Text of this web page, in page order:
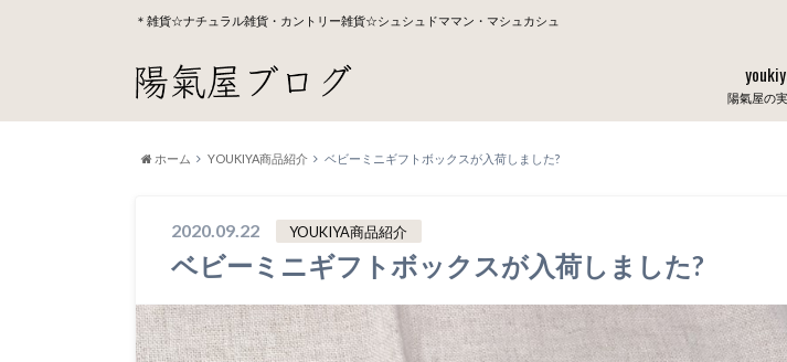
＊雑貨☆ナチュラル雑貨・カントリー雑貨☆シュシュドママン・マシュカシュ
陽氣屋の
ホーム YOUKIYA商品紹介 ベビーミニギフトボックスが入荷しました?
2020.09.22 YOUKIYA商品紹介
ベビーミニギフトボックスが入荷しました?